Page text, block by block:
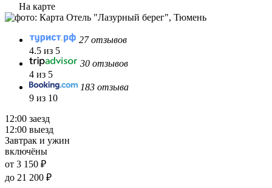
На карте
27 отзывов
4.5 из 5
30 отзывов
4 из 5
183 отзыва
9 из 10
12:00 заезд
12:00 выезд
Завтрак и ужин
включёны
от 3 150 ₽
до 21 200 ₽